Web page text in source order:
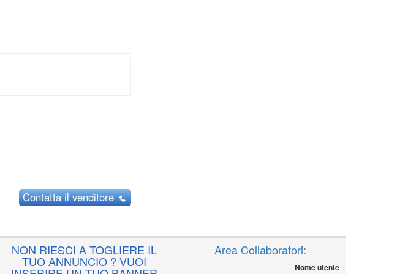
Contattail venditore
NON RIESCI A TOGLIERE IL
TUO ANNUNCIO ? VUOI
Area Collaboratori:
Nome utente